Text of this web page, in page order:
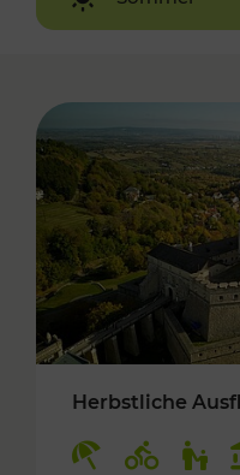
Herbstliche